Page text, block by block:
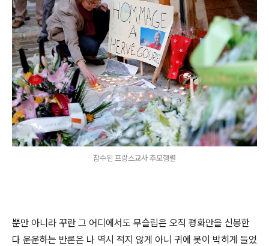
참수된 프랑스교사 추모행렬
뿐만 아니라 꾸란 그 어디에서도 무슬림은 오직 평화만을 신봉한
다 운운하는 반론은 나 역시 적지 않게 아니 귀에 못이 박히게 들었